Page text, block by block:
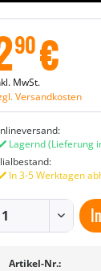
90€
MwSt.
Versandkosten
Lagernd(Lieferung
In 3-5 Werktagen
Artikel-Nr.: